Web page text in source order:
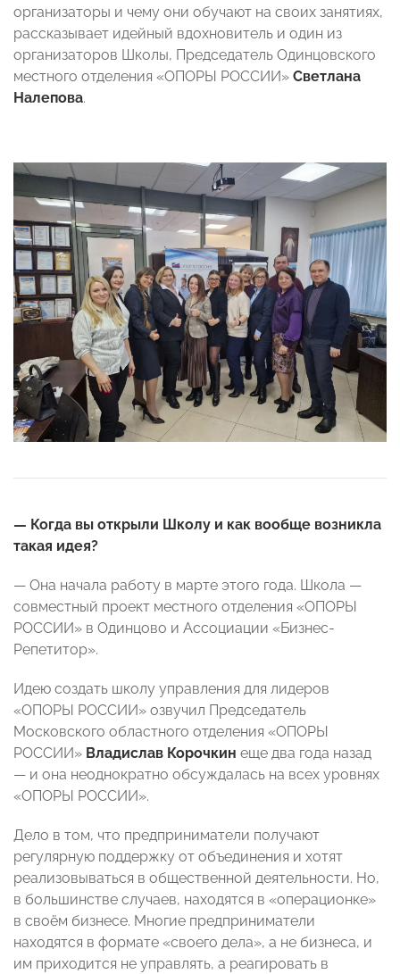
организаторы и чему они обучают на своих занятиях,
рассказывает идейный вдохновитель и один из
организаторов Школы, Председатель Одинцовского
местного отделения «ОПОРЫ РОССИИ» Светлана
Налепова.
— Когда вы открыли Школу и как вообще возникла
такая идея?
— Она начала работу в марте этого года. Школа —
совместный проект местного отделения «ОПОРЫ
РОССИИ» в Одинцово и Ассоциации «Бизнес-
Репетитор».
Идею создать школу управления для лидеров
«ОПОРЫ РОССИИ» озвучил Председатель
Московского областного отделения «ОПОРЫ
РОССИИ» Владислав Корочкин еще два года назад
— и она неоднократно обсуждалась на всех уровнях
«ОПОРЫ РОССИИ».
Дело в том, что предприниматели получают
регулярную поддержку от объединения и хотят
реализовываться в общественной деятельности. Но,
в большинстве случаев, находятся в «операционке»
в своём бизнесе. Многие предприниматели
находятся в формате «своего дела», а не бизнеса, и
им приходится не управлять, а реагировать в